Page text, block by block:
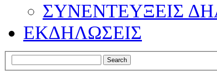
ΣΥΝΕΝΤΕΥΞΕΙΣ
ΕΚΔΗΛΩΣΕΙΣ